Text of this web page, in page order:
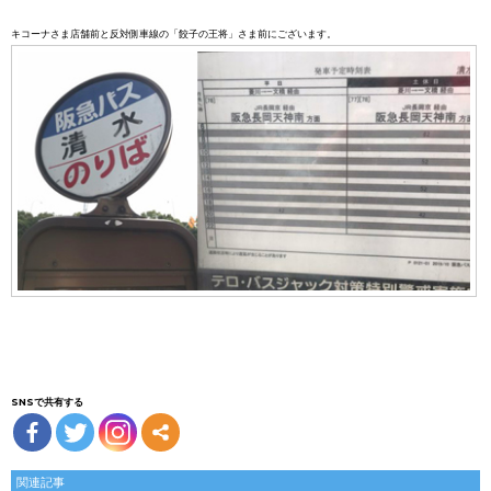
キコーナさま店舗前と反対側車線の「餃子の王将」さま前にございます。
SNSで共有する
関連記事